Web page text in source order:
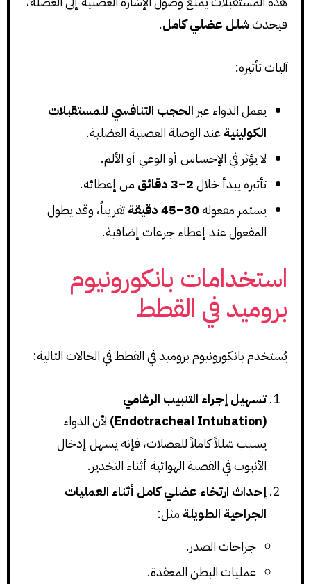
فيحدثشلل عضلي كامل.
آليات تأثيره:
يعمل الدواء عبر الحجب التنافسي للمستقبلات
الكولينيةعند الوصلة العصبية العضلية.
لا يؤثر في الإحساس أو الوعي أو الألم.
تأثيره يبدأ خلال2–3 دقائق
من إعطائه.
يستمر مفعوله30–45 دقيقة
تقريباً، وقد يطول
المفعول عند إعطاء جرعات إضافية.
استخدامات بانكورونيوم
بروميد في القطط
يُستخدم بانكورونيوم بروميد في القطط في الحالات التالية:
تسهيل إجراء التنبيب الرغامي
(Endotracheal Intubation)
لأن الدواء
يسبب شللاً كاملاً للعضلات، فإنه يسهل إدخال
الأنبوب في القصبة الهوائية أثناء التخدير.
إحداث ارتخاء عضلي كامل أثناء العمليات
الجراحية الطويلة مثل:
جراحات الصدر.
عمليات البطن المعقدة.